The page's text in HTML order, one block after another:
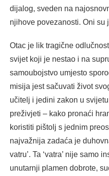
dijalog, sveden na
njihove povezanosti. Oni su
Otac je lik tragične
svijet koji je nestao i na
samoubojstvo umjesto
misija jest sačuvati život
učitelj i jedini zakon u
preživjeti – kako pronaći
koristiti pištolj s jednim
najvažnija zadaća je
vatru’. Ta ‘vatra’ nije samo
unutarnji plamen dobrote,